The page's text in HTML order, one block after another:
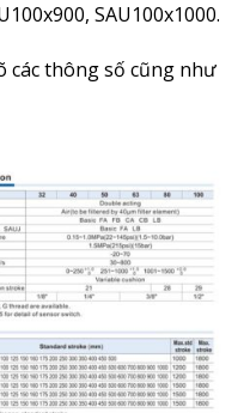
SAU100x1000.
các thông số cũng như